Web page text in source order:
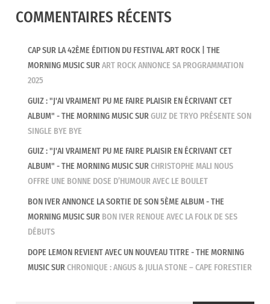
COMMENTAIRES RÉCENTS
CAP SUR LA 42ÈME ÉDITION DU FESTIVAL ART ROCK | THE
MORNING MUSICSURART ROCK ANNONCE SA PROGRAMMATION
2025
GUIZ : "J'AI VRAIMENT PU ME FAIRE PLAISIR EN ÉCRIVANT CET
ALBUM" - THE MORNING MUSICSURGUIZ DE TRYO PRÉSENTE SON
SINGLE BYE BYE
GUIZ : "J'AI VRAIMENT PU ME FAIRE PLAISIR EN ÉCRIVANT CET
ALBUM" - THE MORNING MUSICSURCHRISTOPHE MALI NOUS
OFFRE UNE BONNE DOSE D’HUMOUR AVEC LE BOULET
BON IVER ANNONCE LA SORTIE DE SON 5ÈME ALBUM - THE
MORNING MUSICSUR BON IVER RENOUE AVEC LA FOLK DE SES
DÉBUTS
DOPE LEMON REVIENT AVEC UN NOUVEAU TITRE - THE MORNING
MUSICSURCHRONIQUE : ANGUS & JULIA STONE – CAPE FORESTIER